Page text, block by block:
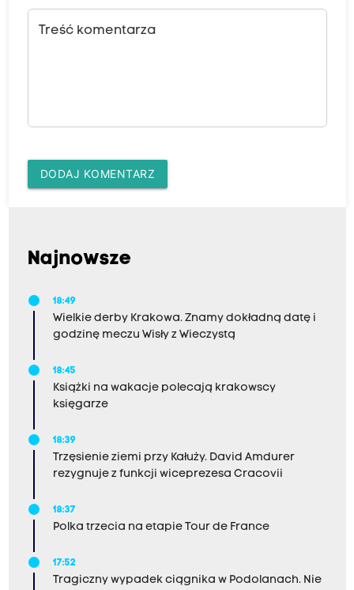
Treść komentarza
DODAJ KOMENTARZ
Najnowsze
18:49
Wielkie derby Krakowa. Znamy dokładną datę i
godzinę meczu Wisły z Wieczystą
18:45
Książki na wakacje polecają krakowscy
księgarze
18:39
Trzęsienie ziemi przy Kałuży. David Amdurer
rezygnuje z funkcji wiceprezesa Cracovii
18:37
Polka trzecia na etapie Tour de France
17:52
Tragiczny wypadek ciągnika w Podolanach. Nie